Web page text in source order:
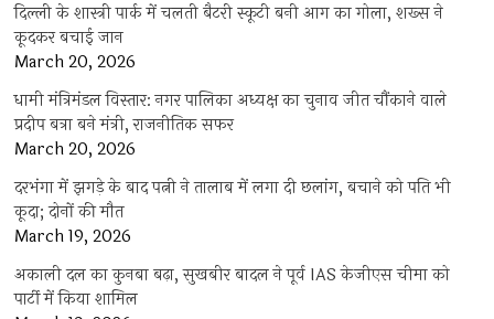
दिल्ली के शास्त्री पार्क में चलती बैटरी स्कूटी बनी आग का गोला, शख्स ने
कूदकर बचाई जान
March 20, 2026
धामी मंत्रिमंडल विस्तार: नगर पालिका अध्यक्ष का चुनाव जीत चौंकाने वाले
प्रदीप बत्रा बने मंत्री, राजनीतिक सफर
March 20, 2026
दरभंगा में झगड़े के बाद पत्नी ने तालाब में लगा दी छलांग, बचाने को पति भी
कूदा; दोनों की मौत
March 19, 2026
अकाली दल का कुनबा बढ़ा, सुखबीर बादल ने पूर्व IAS केजीएस चीमा को
पार्टी में किया शामिल